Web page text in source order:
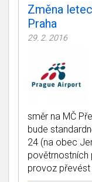
Změna
Praha
29. 2. 2016
směr na MČ
bude
24 (na obec
povětrnostních
provoz převést